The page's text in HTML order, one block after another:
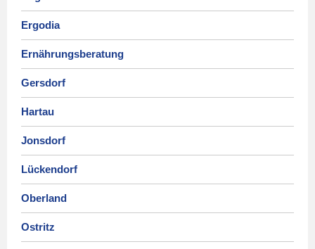
Ergodia
Ernährungsberatung
Gersdorf
Hartau
Jonsdorf
Lückendorf
Oberland
Ostritz